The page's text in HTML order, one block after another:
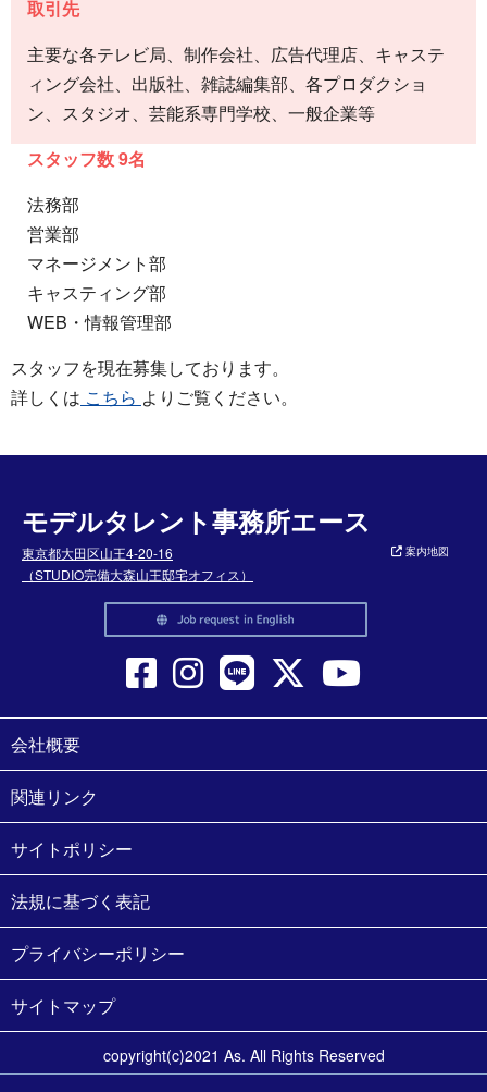
取引先
主要な各テレビ局、制作会社、広告代理店、キャステ
ィング会社、出版社、雑誌編集部、各プロダクショ
ン、スタジオ、芸能系専門学校、一般企業等
スタッフ数 9名
法務部
営業部
マネージメント部
キャスティング部
WEB・情報管理部
スタッフを現在募集しております。
詳しくは こちら よりご覧ください。
モデルタレント事務所エース
東京都大田区山王4-20-16
（STUDIO完備大森山王邸宅オフィス）
案内地図
会社概要
関連リンク
サイトポリシー
法規に基づく表記
プライバシーポリシー
サイトマップ
copyright(c)2021 As. All Rights Reserved